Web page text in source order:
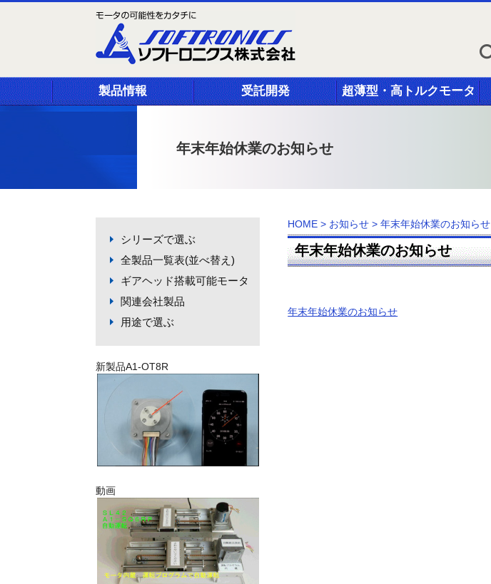
製品情報 受託開発 超薄型・高トルクモータ
年末年始休業のお知らせ
シリーズで選ぶ
全製品一覧表(並べ替え)
ギアヘッド搭載可能モータ
関連会社製品
用途で選ぶ
新製品A1-OT8R
動画
HOME > お知らせ >年末年始休業のお知らせ
年末年始休業のお知らせ
年末年始休業のお知らせ